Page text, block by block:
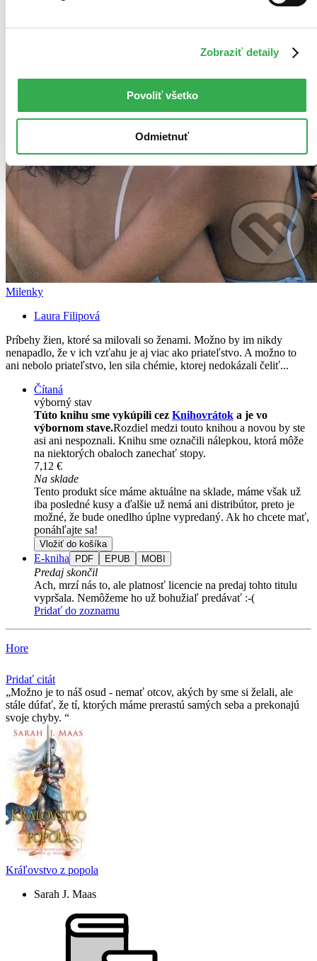
Zobraziť detaily
Povoliť všetko
Odmietnuť
Milenky
Laura Filipová
Príbehy žien, ktoré sa milovali so ženami. Možno by im nikdy
nenapadlo, že v ich vzťahu je aj viac ako priateľstvo. A možno to
ani nebolo priateľstvo, len sila chémie, ktorej nedokázali čeliť...
Čítaná
výborný stav
Túto knihu sme vykúpili cez Knihovrátok a je vo
výbornom stave.Rozdiel medzi touto knihou a novou by ste
asi ani nespoznali. Knihu sme označili nálepkou, ktorá môže
na niektorých obaloch zanechať stopy.
7,12 €
Na sklade
Tento produkt síce máme aktuálne na sklade, máme však už
iba posledné kusy a ďalšie už nemá ani distribútor, preto je
možné, že bude onedlho úplne vypredaný. Ak ho chcete mať,
ponáhľajte sa!
Vložiť do košíka
E-kniha PDF EPUB MOBI
Predaj skončil
Ach, mrzí nás to, ale platnosť licencie na predaj tohto titulu
vypršala. Nemôžeme ho už bohužiaľ predávať :-(
Pridať do zoznamu
Hore
Pridať citát
Možno je to náš osud - nemať otcov, akých by sme si želali, ale
stále dúfať, že tí­, ktorých máme prerastú samých seba a prekonajú
svoje chyby.
Kráľovstvo z popola
Sarah J. Maas